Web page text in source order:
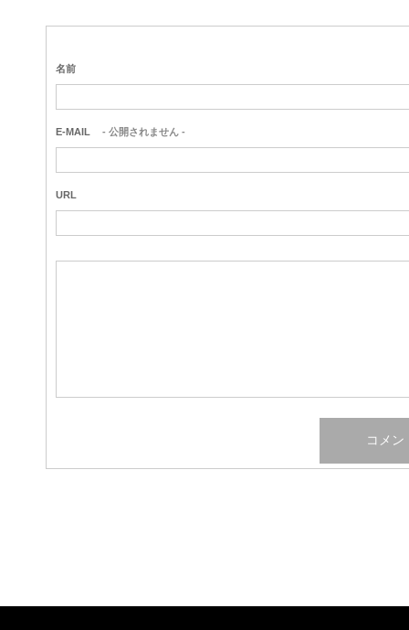
名前
E-MAIL - 公開されません -
URL